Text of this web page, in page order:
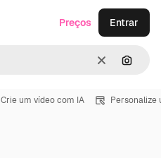
Limpar
Preços Entrar
Crie um vídeo com IA Personalize